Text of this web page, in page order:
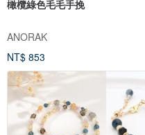
橄欖綠色毛毛手挽
ANORAK
NT$ 853